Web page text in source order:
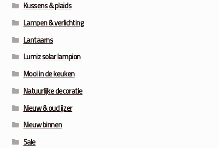
Kussens & plaids
Lampen & verlichting
Lantaarns
Lumiz solar lampion
Mooi in de keuken
Natuurlijke decoratie
Nieuw & oud ijzer
Nieuw binnen
Sale